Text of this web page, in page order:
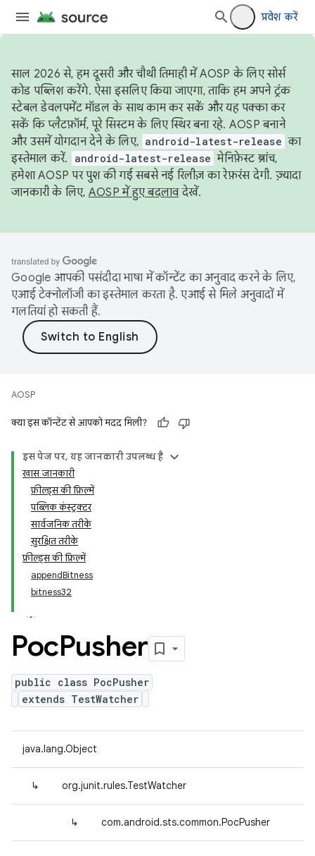
प्रवेश करें
साल 2026 से, हम दूसरी और चौथी तिमाही में AOSP के लिए सोर्स
कोड पब्लिश करेंगे. ऐसा इसलिए किया जाएगा, ताकि हम अपने ट्रंक
स्टेबल डेवलपमेंट मॉडल के साथ काम कर सकें और यह पक्का कर
सकें कि प्लैटफ़ॉर्म, पूरे सिस्टम के लिए स्थिर बना रहे. AOSP बनाने
और उसमें योगदान देने के लिए, android-latest-release का
इस्तेमाल करें.
android-latest-release मेनिफ़ेस्ट ब्रांच,
हमेशा AOSP पर पुश की गई सबसे नई रिलीज़ का रेफ़रंस देगी. ज़्यादा
जानकारी के लिए, AOSP में हुए बदलावदेखें.
Google आपकी पसंदीदा भाषा में कॉन्टेंट का अनुवाद करने के लिए,
एआई टेक्नोलॉजी का इस्तेमाल करता है. एआई से मिले अनुवादों में
गलतियां हो सकती हैं.
AOSP
क्या इस कॉन्टेंट से आपको मदद मिली?
इस पेज पर, यह जानकारी उपलब्ध है
खास जानकारी
फ़ील्ड्स की फ़िल्में
पब्लिक कंस्ट्रक्टर
सार्वजनिक तरीके
सुरक्षित तरीके
फ़ील्ड्स की फ़िल्में
appendBitness
bitness32
PocPusher
public class PocPusher
extends TestWatcher
java.lang.Object
↳ org.junit.rules.TestWatcher
↳ com.android.sts.common.PocPusher